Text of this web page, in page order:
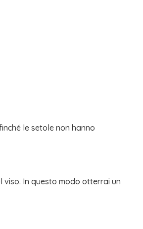
le setole non hanno
In questo modo otterrai un